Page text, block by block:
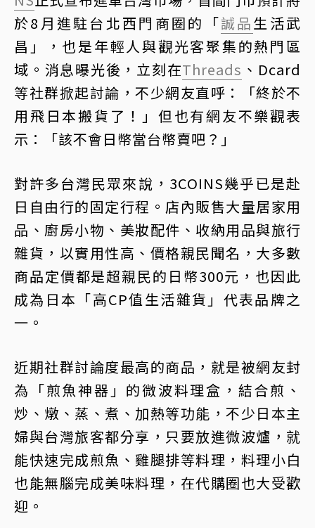
於8月進駐台北西門商圈的「誠品生活武
昌」，也是年輕人與觀光客聚集的熱門區
域。消息曝光後，立刻在Threads 、Dcard
等社群掀起討論，不少網友直呼：「終於不
用飛日本搬貨了！」但也有網友不樂觀表
示：「該不會日幣當台幣賣吧？」
對許多台灣民眾來說，3COINS幾乎已是赴
日自由行的固定行程。店內販售大量居家用
品、廚房小物、美妝配件、收納用品與旅行
雜貨，以實用性高、價格親民聞名，大多數
商品定價都是超親民的日幣300元，也因此
成為日本「高CP值生活雜貨」代表品牌之
一。
近期社群討論度最高的商品，就是被網友封
為「煎魚神器」的微波料理盒，結合煎、
炒、燉、蒸、煮、加熱等功能，不少日本主
婦與台灣旅客都分享，只要放進微波爐，就
能快速完成煎魚、雞腿排等料理，料理小白
也能無腦完成美味料理，在代購圈也大受歡
迎。